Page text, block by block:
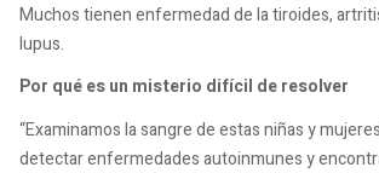
Muchos tienen enfermedad de la tiroides,
lupus.
Por qué es un misterio difícil de resolver
“Examinamos la sangre de estas niñas y
detectar enfermedades autoinmunes y